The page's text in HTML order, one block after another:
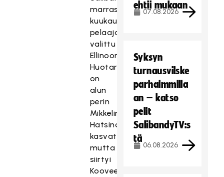
marraskuun
kuukauden
pelaajaksi
valittu
Ellinoora
Huotari
on
alun
perin
Mikkelin
Hatsinan
kasvatti,
mutta
siirtyi
Kooveeseen
ehtii mukaan
07.08.2026
Syksyn
turnausvilske
parhaimmilla
an – katso
pelit
SalibandyTV:s
tä
06.08.2026